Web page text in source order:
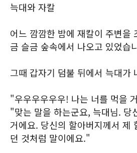
늑대와 자칼
어느 깜깜한 밤에 재칼이 주변을
금 슬금 숲속에서 나오고 있었습
그때 갑자기 덤불 뒤에서 늑대가
"우우우우우우! 나는 너를 먹을
"맞는 말을 하는군요, 늑대님. 당
거에요. 당신의 할아버지께서 제
던 것처럼 말이에요."